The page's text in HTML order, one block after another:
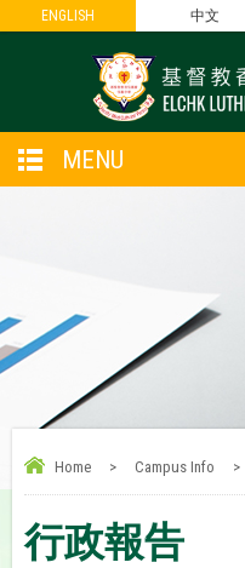
ENGLISH 中文
ENGLISH 中文
MENU
Home > Campus Info >
行政報告